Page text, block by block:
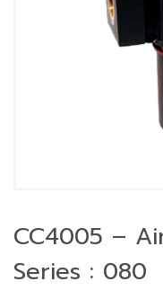
CC4005 –
Series : 080